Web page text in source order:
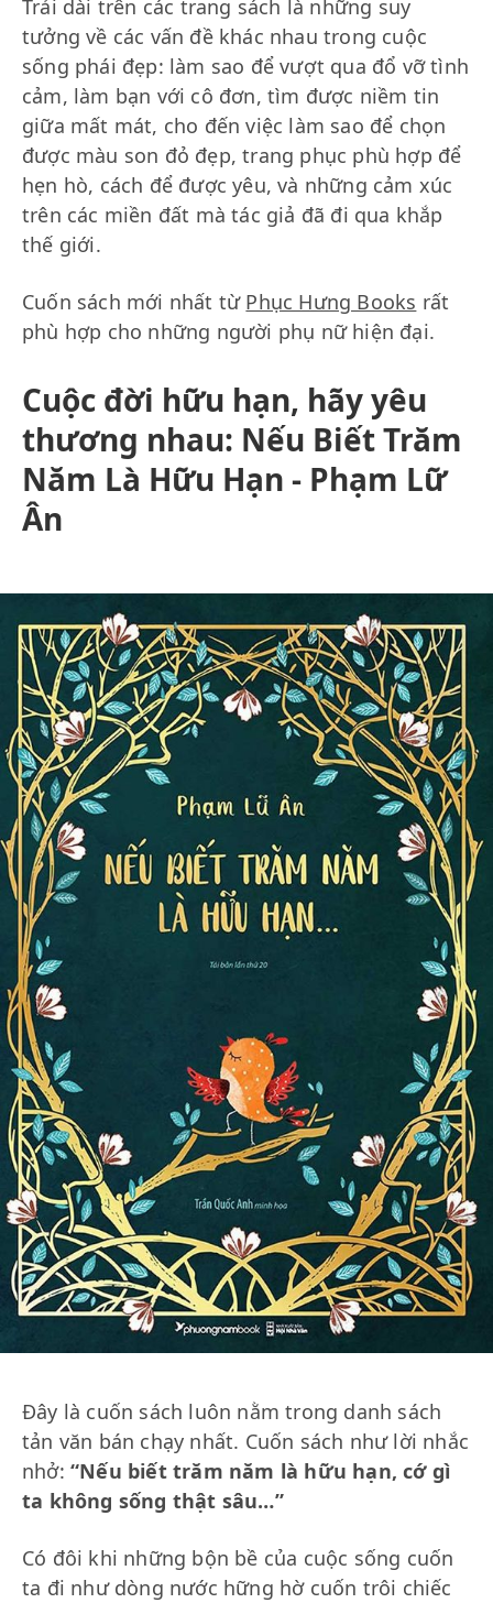
Trải dài trên các trang sách là những suy
tưởng về các vấn đề khác nhau trong cuộc
sống phái đẹp: làm sao để vượt qua đổ vỡ tình
cảm, làm bạn với cô đơn, tìm được niềm tin
giữa mất mát, cho đến việc làm sao để chọn
được màu son đỏ đẹp, trang phục phù hợp để
hẹn hò, cách để được yêu, và những cảm xúc
trên các miền đất mà tác giả đã đi qua khắp
thế giới.
Cuốn sách mới nhất từ Phục Hưng Books rất
phù hợp cho những người phụ nữ hiện đại.
Cuộc đời hữu hạn, hãy yêu
thương nhau: Nếu Biết Trăm
Năm Là Hữu Hạn - Phạm Lữ
Ân
Đây là cuốn sách luôn nằm trong danh sách
tản văn bán chạy nhất. Cuốn sách như lời nhắc
nhở: “Nếu biết trăm năm là hữu hạn, cớ gì
ta không sống thật sâu…”
Có đôi khi những bộn bề của cuộc sống cuốn
ta đi như dòng nước hững hờ cuốn trôi chiếc